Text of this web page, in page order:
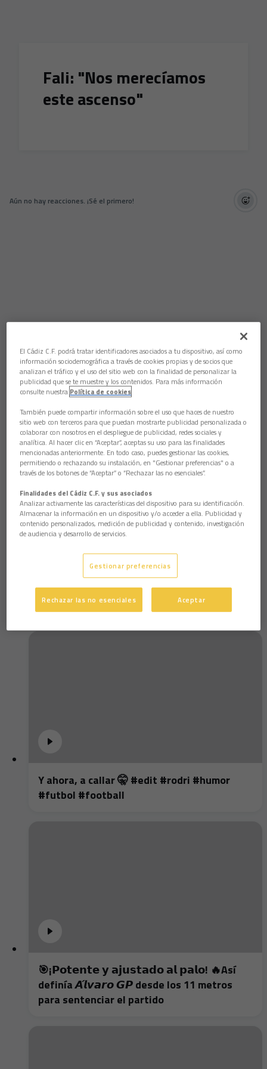
Fali: "Nos merecíamos
este ascenso"
Aún no hay reacciones. ¡Sé el primero!
Y ahora, a callar 🤫 #edit #rodri #humor
#futbol #football
🎯¡𝗣𝗼𝘁𝗲𝗻𝘁𝗲 𝘆 𝗮𝗷𝘂𝘀𝘁𝗮𝗱𝗼 𝗮𝗹 𝗽𝗮𝗹𝗼! 🔥Así
definía 𝘼́𝙡𝙫𝙖𝙧𝙤 𝙂𝙋 desde los 11 metros
para sentenciar el partido
El Cádiz C.F. podrá tratar identificadores asociados a tu dispositivo, así como
información sociodemográfica a través de cookies propias y de socios que
analizan el tráfico y el uso del sitio web con la finalidad de personalizar la
publicidad que se te muestre y los contenidos. Para más información
consulte nuestra Política de cookies
También puede compartir información sobre el uso que haces de nuestro
sitio web con terceros para que puedan mostrarte publicidad personalizada o
colaborar con nosotros en el despliegue de publicidad, redes sociales y
analítica. Al hacer clic en “Aceptar”, aceptas su uso para las finalidades
mencionadas anteriormente. En todo caso, puedes gestionar las cookies,
permitiendo o rechazando su instalación, en "Gestionar preferencias" o a
través de los botones de “Aceptar” o “Rechazar las no esenciales”.
Finalidades del Cádiz C.F. y sus asociados
Analizar activamente las características del dispositivo para su identificación.
Almacenar la información en un dispositivo y/o acceder a ella. Publicidad y
contenido personalizados, medición de publicidad y contenido, investigación
de audiencia y desarrollo de servicios.
Gestionar preferencias
Rechazar las no esenciales Aceptar